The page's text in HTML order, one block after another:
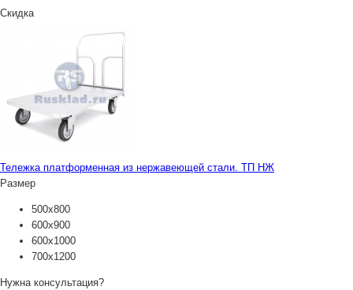
Скидка
Тележка платформенная из нержавеющей стали. ТП НЖ
Размер
500х800
600х900
600х1000
700х1200
Нужна консультация?